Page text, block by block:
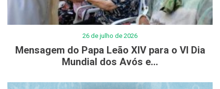
26 de julho de 2026
Mensagem do Papa Leão XIV para o VI Dia
Mundial dos Avós e...